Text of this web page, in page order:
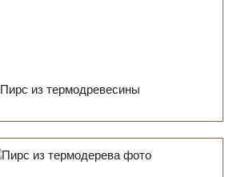
Пирс из термодревесины